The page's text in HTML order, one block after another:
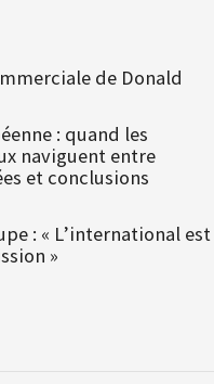
de Donald
: quand les
naviguent entre
et conclusions
: « L’international est
»